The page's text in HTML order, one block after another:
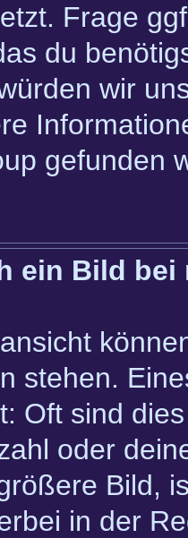
Frage
du
wir
gefunden
ein Bild bei
stehen.
Oft sind
oder
Bild,
in der